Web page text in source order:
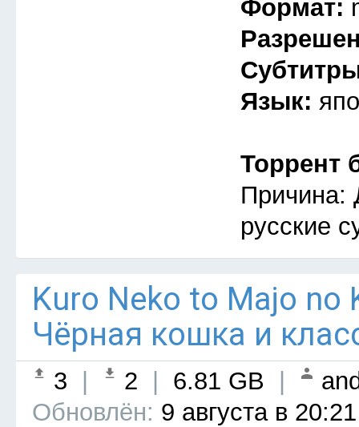
Формат:
Язык:
Торрент
Причина:
русские
Kuro Neko to Majo no
Чёрная кошка и
3 2 6.81 GB
Обновлён: 9 августа в 20:21